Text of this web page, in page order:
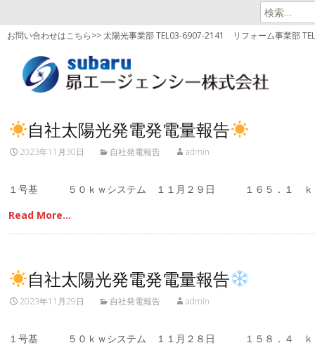
検
索:
お問い合わせはこちら>> 太陽光事業部 TEL03-6907-2141 リフォーム事業部
自社太陽光発電発電量報告
2023年11月30日 自社発電報告 admin
１号基 ５０ｋｗシステム １１月２９日 １６５．１ ｋ
Read More…
自社太陽光発電発電量報告
2023年11月29日 自社発電報告 admin
１号基 ５０ｋｗシステム １１月２８日 １５８．４ ｋ